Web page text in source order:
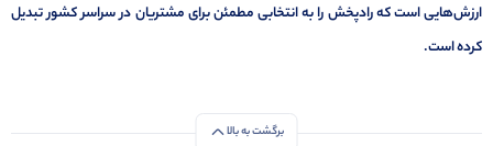
ارزش‌هایی است که رادپخش را به انتخابی مطمئن برای مشتریان در سراسر کشور تبدیل
کرده است.
برگشت به بالا